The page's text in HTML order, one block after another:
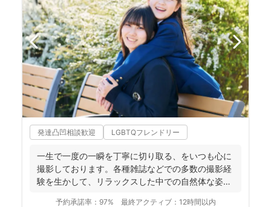
発達凸凹相談歓迎 LGBTQフレンドリー
一生で一度の一瞬を丁寧に切り取る、をいつも心に
撮影しております。各種雑誌などでの多数の撮影経
験を生かして、リラックスした中での自然体な姿の
予約承諾率： 97% 最終アクティブ： 12時間以内